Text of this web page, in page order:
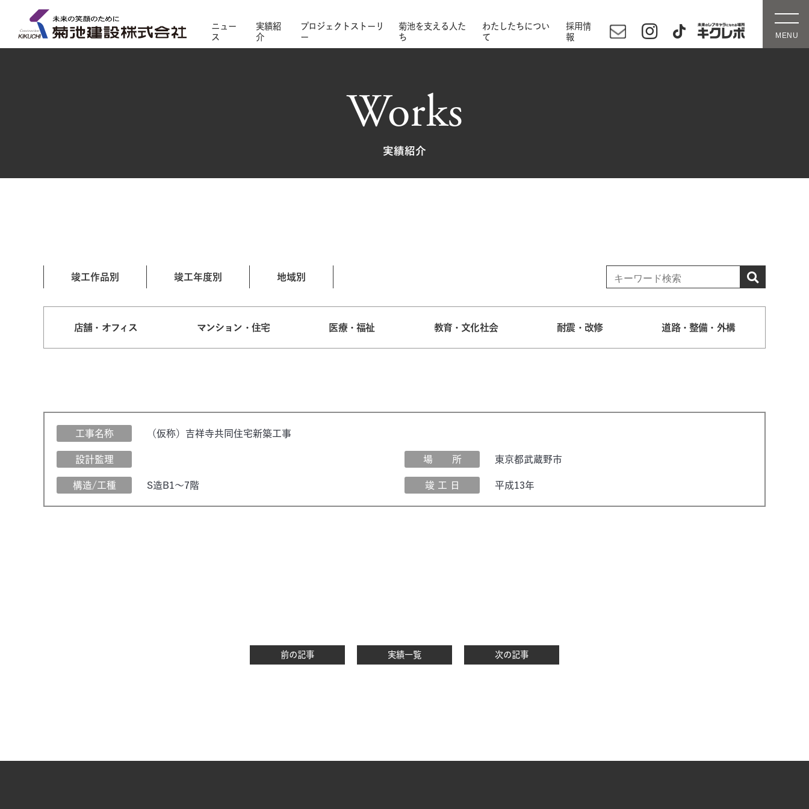
ニュー
ス
実績紹
介
プロジェクトストーリ
ー
菊池を支える人た
ち
わたしたちについ
て
採用情
報
Works
実績紹介
竣工作品別 竣工年度別 地域別
店舗・オフィス マンション・住宅 医療・福祉 教育・文化社会 耐震・改修 道路・整備・外構
工事名称 （仮称）吉祥寺共同住宅新築工事
設計監理 場 所 東京都武蔵野市
構造/工種 S造B1～7階 竣 工 日 平成13年
前の記事 実績一覧 次の記事